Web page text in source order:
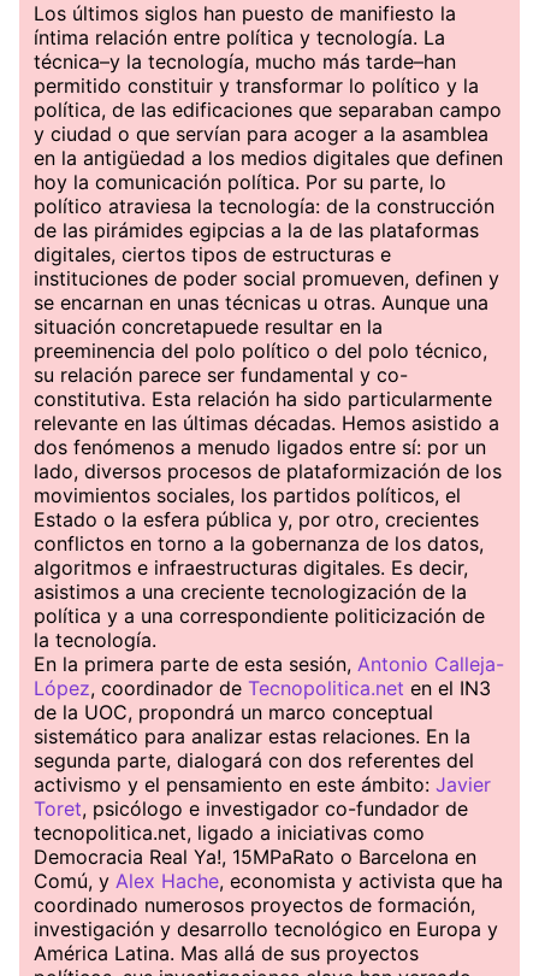
Los últimos siglos han puesto de manifiesto la
íntima relación entre política y tecnología. La
técnica–y la tecnología, mucho más tarde–han
permitido constituir y transformar lo político y la
política, de las edificaciones que separaban campo
y ciudad o que servían para acoger a la asamblea
en la antigüedad a los medios digitales que definen
hoy la comunicación política. Por su parte, lo
político atraviesa la tecnología: de la construcción
de las pirámides egipcias a la de las plataformas
digitales, ciertos tipos de estructuras e
instituciones de poder social promueven, definen y
se encarnan en unas técnicas u otras. Aunque una
situación concretapuede resultar en la
preeminencia del polo político o del polo técnico,
su relación parece ser fundamental y co-
constitutiva. Esta relación ha sido particularmente
relevante en las últimas décadas. Hemos asistido a
dos fenómenos a menudo ligados entre sí: por un
lado, diversos procesos de plataformización de los
movimientos sociales, los partidos políticos, el
Estado o la esfera pública y, por otro, crecientes
conflictos en torno a la gobernanza de los datos,
algoritmos e infraestructuras digitales. Es decir,
asistimos a una creciente tecnologización de la
política y a una correspondiente politicización de
la tecnología.
En la primera parte de esta sesión, Antonio Calleja-
López, coordinador de Tecnopolitica.net en el IN3
de la UOC, propondrá un marco conceptual
sistemático para analizar estas relaciones. En la
segunda parte, dialogará con dos referentes del
activismo y el pensamiento en este ámbito: Javier
Toret, psicólogo e investigador co-fundador de
tecnopolitica.net, ligado a iniciativas como
Democracia Real Ya!, 15MPaRato o Barcelona en
Comú, y Alex Hache, economista y activista que ha
coordinado numerosos proyectos de formación,
investigación y desarrollo tecnológico en Europa y
América Latina. Mas allá de sus proyectos